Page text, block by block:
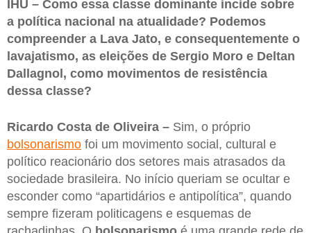
IHU – Como essa classe dominante incide sobre
a política nacional na atualidade? Podemos
compreender a Lava Jato, e consequentemente o
lavajatismo, as eleições de Sergio Moro e Deltan
Dallagnol, como movimentos de resistência
dessa classe?
Ricardo Costa de Oliveira – Sim, o próprio
bolsonarismo foi um movimento social, cultural e
político reacionário dos setores mais atrasados da
sociedade brasileira. No início queriam se ocultar e
esconder como “apartidários e antipolítica”, quando
sempre fizeram politicagens e esquemas de